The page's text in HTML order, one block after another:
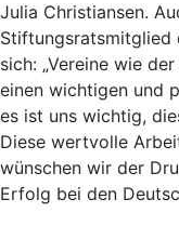
Julia Christiansen.
Stiftungsratsmitglied
sich: „Vereine wie
einen wichtigen und
es ist uns wichtig,
Diese wertvolle
wünschen wir der
Erfolg bei den